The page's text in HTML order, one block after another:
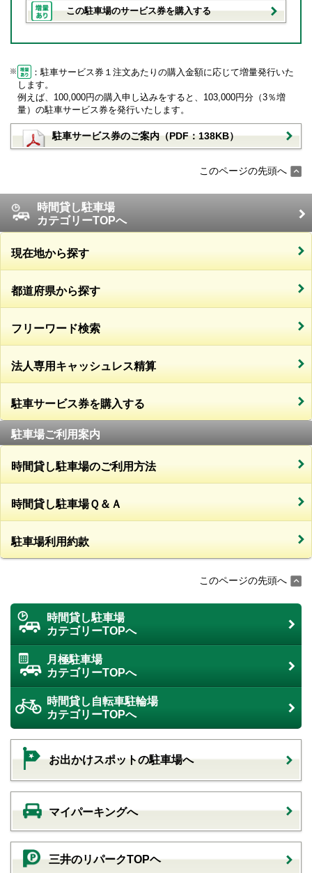
この駐車場のサービス券を購入する
：駐車サービス券１注文あたりの購入金額に応じて増量発行いた
します。
例えば、100,000円の購入申し込みをすると、103,000円分（3％増
量）の駐車サービス券を発行いたします。
駐車サービス券のご案内（PDF：138KB）
このページの先頭へ
時間貸し駐車場
カテゴリーTOPへ
現在地から探す
都道府県から探す
フリーワード検索
法人専用キャッシュレス精算
駐車サービス券を購入する
駐車場ご利用案内
時間貸し駐車場のご利用方法
時間貸し駐車場Ｑ＆Ａ
駐車場利用約款
このページの先頭へ
時間貸し駐車場
カテゴリーTOPへ
月極駐車場
カテゴリーTOPへ
時間貸し自転車駐輪場
カテゴリーTOPへ
お出かけスポットの駐車場へ
マイパーキングへ
三井のリパークTOPヘ